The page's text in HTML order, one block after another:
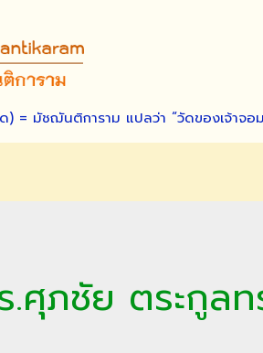
= มัชฌันติการาม แปลว่า “วัดของเจ้าจอม
.ศุภชัย ตระกูล